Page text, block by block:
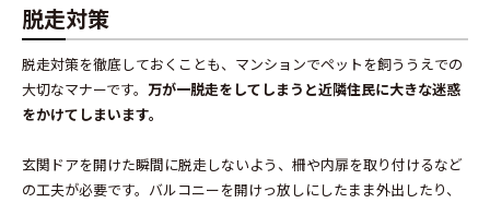
脱走対策
脱走対策を徹底しておくことも、マンションでペットを飼ううえでの
大切なマナーです。 万が一脱走をしてしまうと近隣住民に大きな迷惑
をかけてしまいます。
玄関ドアを開けた瞬間に脱走しないよう、柵や内扉を取り付けるなど
の工夫が必要です。バルコニーを開けっ放しにしたまま外出したり、